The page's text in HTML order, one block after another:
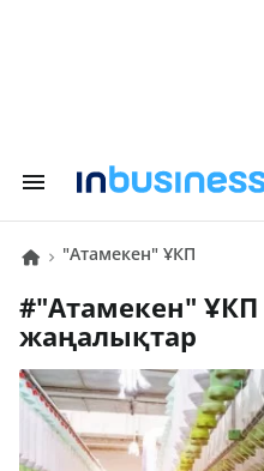
"Атамекен" ҰКП
# "Атамекен" ҰКП
жаңалықтар